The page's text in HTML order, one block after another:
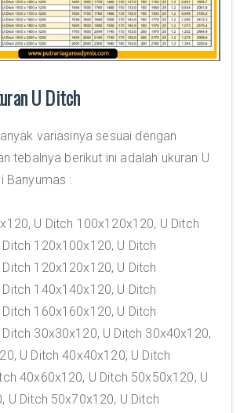
U Ditch
variasinya sesuai dengan
tebalnya berikut ini adalah ukuran U
Banyumas :
U Ditch 100x120x120, U Ditch
120x100x120, U Ditch
120x120x120, U Ditch
140x140x120, U Ditch
160x160x120, U Ditch
30x30x120, U Ditch 30x40x120,
U Ditch 40x40x120, U Ditch
40x60x120, U Ditch 50x50x120, U
U Ditch 50x70x120, U Ditch